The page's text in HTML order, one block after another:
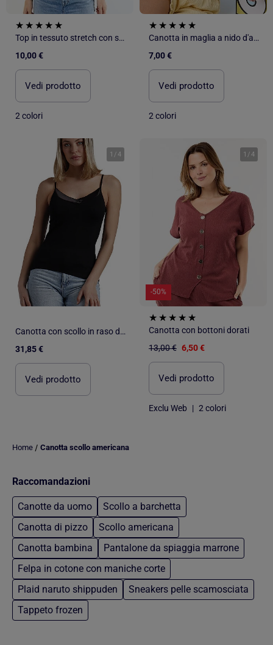
Top in tessuto stretch con scollo all'americana
10,00 €
Vedi prodotto
2 colori
Canotta in maglia a nido d'ape con scollo asimmetrico
7,00 €
Vedi prodotto
2 colori
1 /4
Canotta con scollo in raso da donna ADMAS
31,85 €
Vedi prodotto
1 /4
-50%
Canotta con bottoni dorati
13,00 € 6,50 €
Vedi prodotto
Exclu Web | 2 colori
Home / Canotta scollo americana
Raccomandazioni
Canotte da uomo
Scollo a barchetta
Canotta di pizzo
Scollo americana
Canotta bambina
Pantalone da spiaggia marrone
Felpa in cotone con maniche corte
Plaid naruto shippuden
Sneakers pelle scamosciata
Tappeto frozen